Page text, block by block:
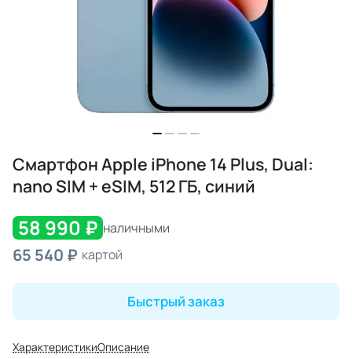
Смартфон Apple iPhone 14 Plus, Dual:
nano SIM + eSIM, 512 ГБ, синий
58 990 ₽ наличными
65 540 ₽ картой
Быстрый заказ
ХарактеристикиОписание